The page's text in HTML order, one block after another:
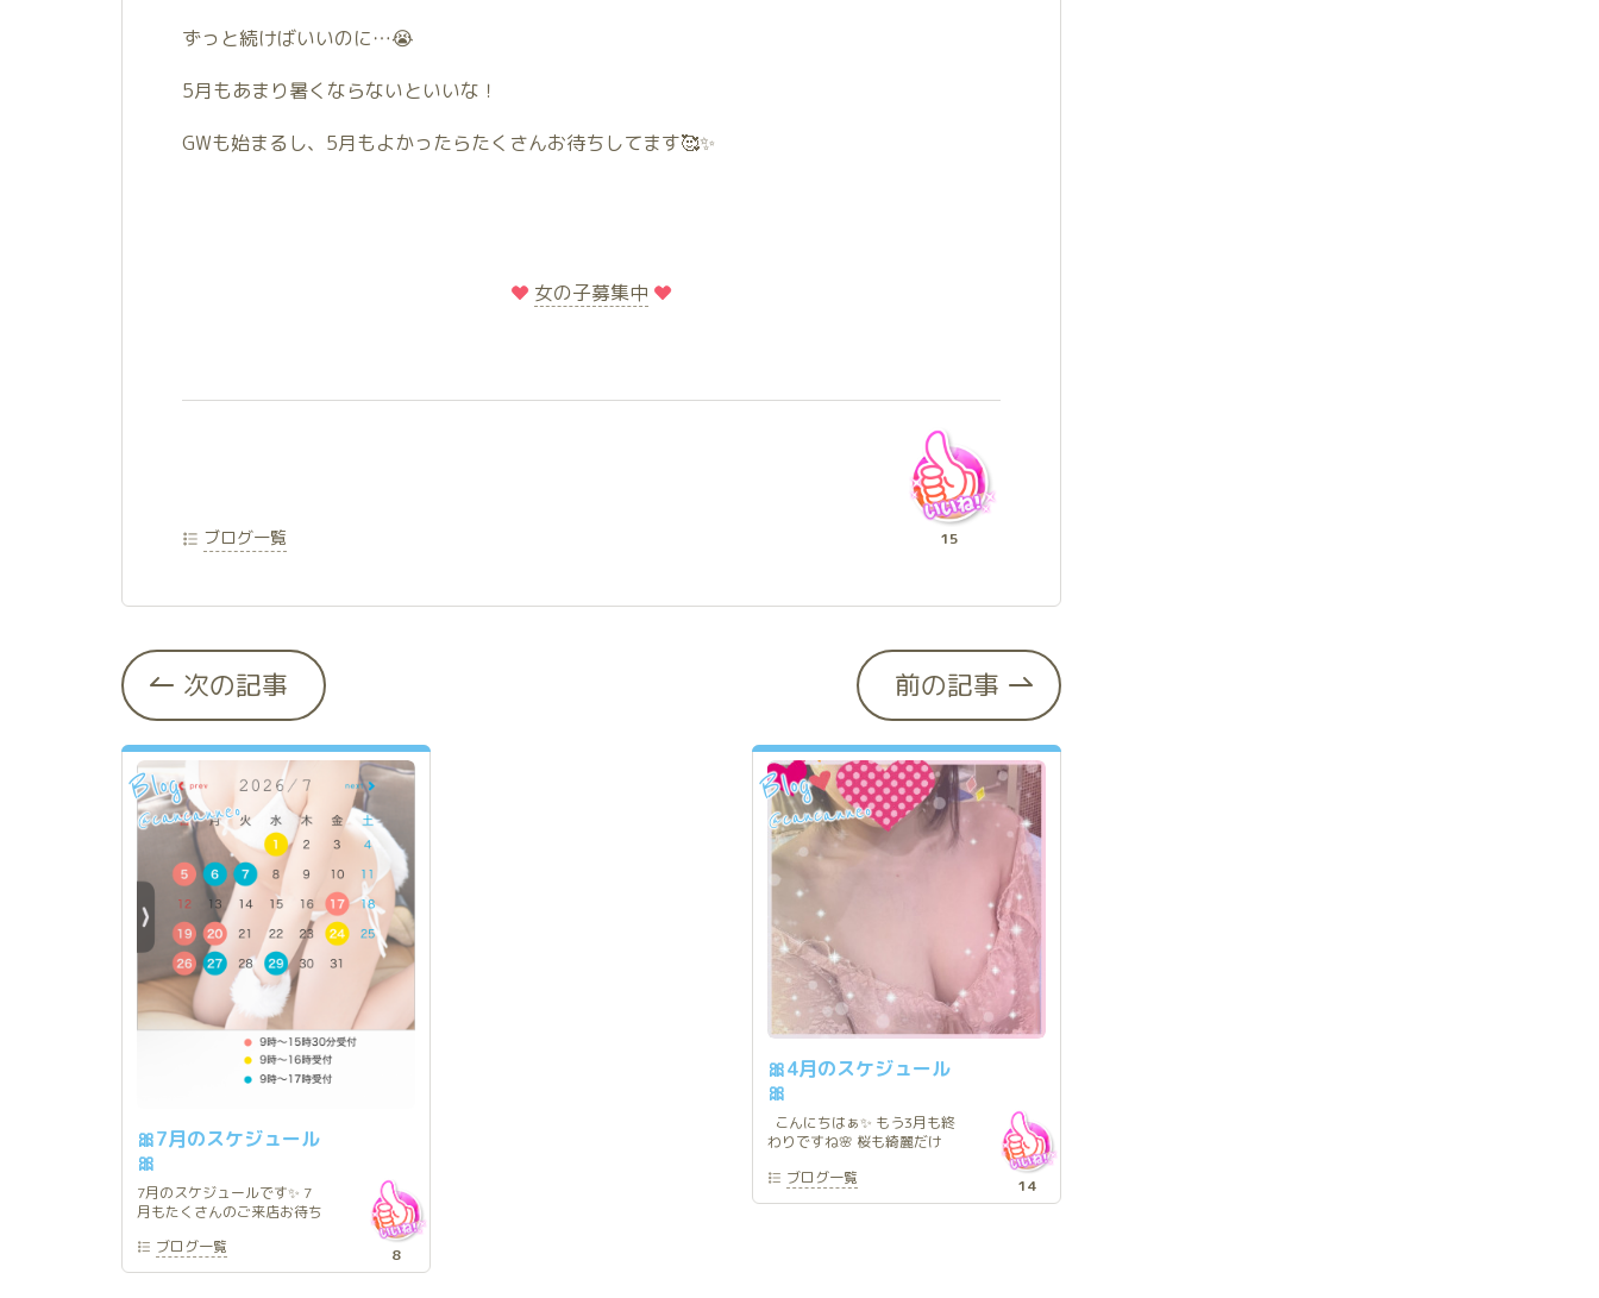
ずっと続けばいいのに…😭
5月もあまり暑くならないといいな！
GWも始まるし、5月もよかったらたくさんお待ちしてます🥰✨
️女の子募集中
ブログ一覧 15
次の記事
Blog
@cancanneo
🎀7月のスケジュール
🎀
7月のスケジュールです✨ 7
月もたくさんのご来店お待ち
ブログ一覧 8
前の記事
Blog
@cancanneo
🎀4月のスケジュール
🎀
こんにちはぁ✨ もう3月も終
わりですね🌸 桜も綺麗だけ
いそうですね😭 この季節桜
餅とか、ピンク系のお菓子見
ブログ一覧 14